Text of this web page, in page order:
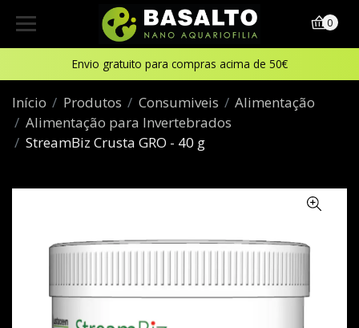
Envio gratuito para compras acima de 50€
0
Início Produtos Consumiveis
Alimentação
Alimentação para Invertebrados
StreamBiz Crusta GRO - 40 g